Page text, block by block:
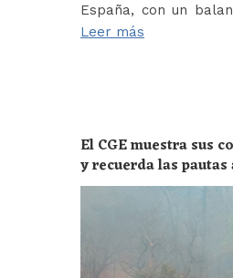
España, con un
Leer más
El CGE muestra sus
y recuerda las